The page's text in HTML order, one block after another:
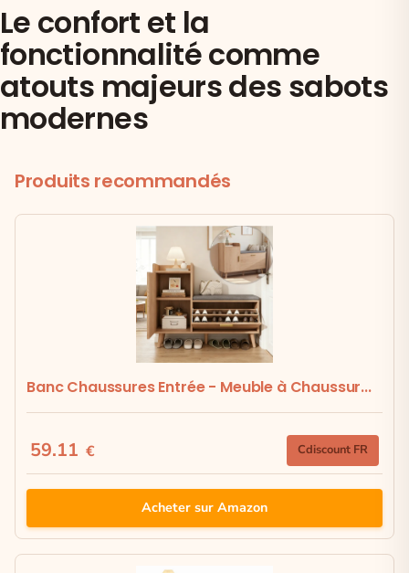
Le confort et la
fonctionnalité comme
atouts majeurs des sabots
modernes
Produits recommandés
Banc Chaussures Entrée - Meuble à Chaussur...
59.11 € Cdiscount FR
Acheter sur Amazon